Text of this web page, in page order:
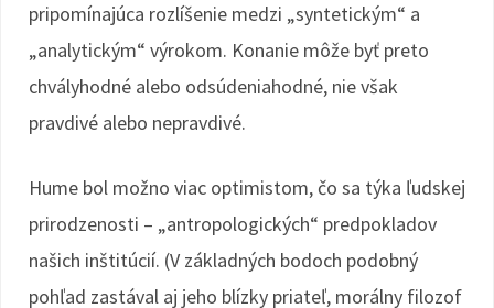
pripomínajúca rozlíšenie medzi „syntetickým“ a
„analytickým“ výrokom. Konanie môže byť preto
chvályhodné alebo odsúdeniahodné, nie však
pravdivé alebo nepravdivé.
Hume bol možno viac optimistom, čo sa týka ľudskej
prirodzenosti – „antropologických“ predpokladov
našich inštitúcií. (V základných bodoch podobný
pohľad zastával aj jeho blízky priateľ, morálny filozof